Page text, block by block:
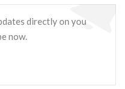
directly on you
now.